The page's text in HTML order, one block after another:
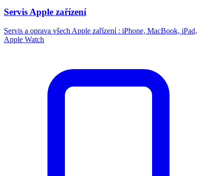
Servis Apple zařízení
Servis a oprava všech Apple zařízení : iPhone, MacBook, iPad,
Apple Watch